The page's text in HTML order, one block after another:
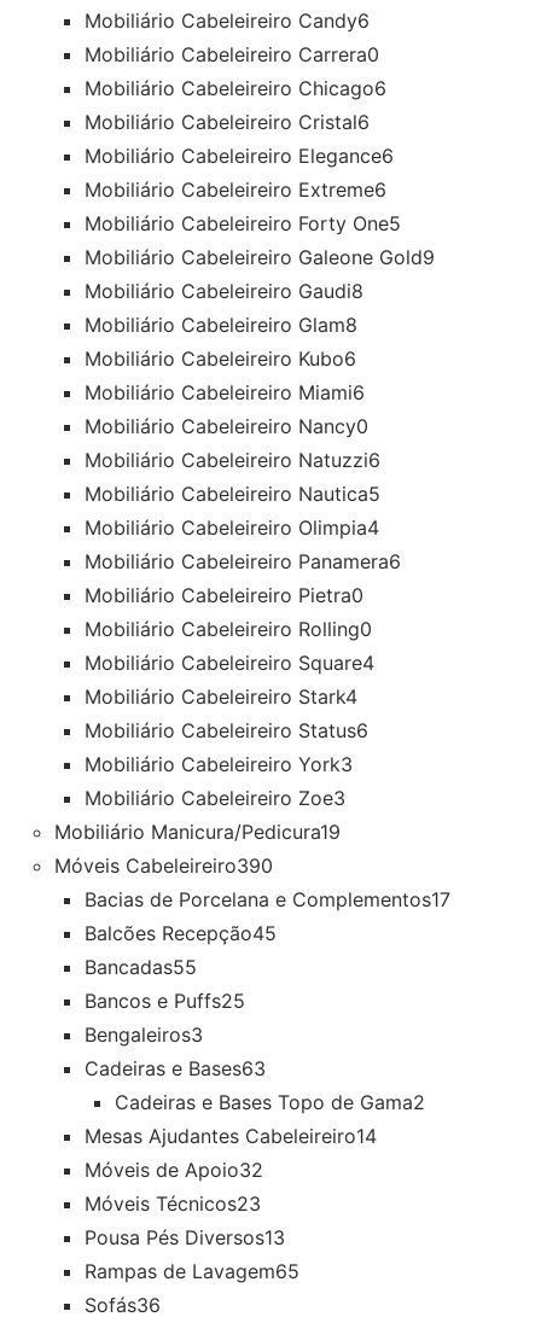
Mobiliário Cabeleireiro Candy6
Mobiliário Cabeleireiro Carrera0
Mobiliário Cabeleireiro Chicago6
Mobiliário Cabeleireiro Cristal6
Mobiliário Cabeleireiro Elegance6
Mobiliário Cabeleireiro Extreme6
Mobiliário Cabeleireiro Forty One5
Mobiliário Cabeleireiro Galeone Gold9
Mobiliário Cabeleireiro Gaudi8
Mobiliário Cabeleireiro Glam8
Mobiliário Cabeleireiro Kubo6
Mobiliário Cabeleireiro Miami6
Mobiliário Cabeleireiro Nancy0
Mobiliário Cabeleireiro Natuzzi6
Mobiliário Cabeleireiro Nautica5
Mobiliário Cabeleireiro Olimpia4
Mobiliário Cabeleireiro Panamera6
Mobiliário Cabeleireiro Pietra0
Mobiliário Cabeleireiro Rolling0
Mobiliário Cabeleireiro Square4
Mobiliário Cabeleireiro Stark4
Mobiliário Cabeleireiro Status6
Mobiliário Cabeleireiro York3
Mobiliário Cabeleireiro Zoe3
Mobiliário Manicura/Pedicura19
Móveis Cabeleireiro390
Bacias de Porcelana e Complementos17
Balcões Recepção45
Bancadas55
Bancos e Puffs25
Bengaleiros3
Cadeiras e Bases63
Cadeiras e Bases Topo de Gama2
Mesas Ajudantes Cabeleireiro14
Móveis de Apoio32
Móveis Técnicos23
Pousa Pés Diversos13
Rampas de Lavagem65
Sofás36